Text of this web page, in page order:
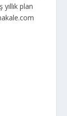
plan